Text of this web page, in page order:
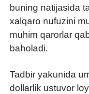
buning natijasida
xalqaro nufuzini
muhim qarorlar
baholadi.
Tadbir yakunida
dollarlik ustuvor